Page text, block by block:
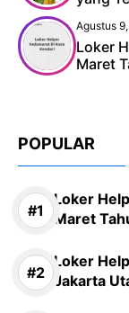
Agustus
Loker
Maret
POPULAR
Loker
Maret
Loker
Jakarta